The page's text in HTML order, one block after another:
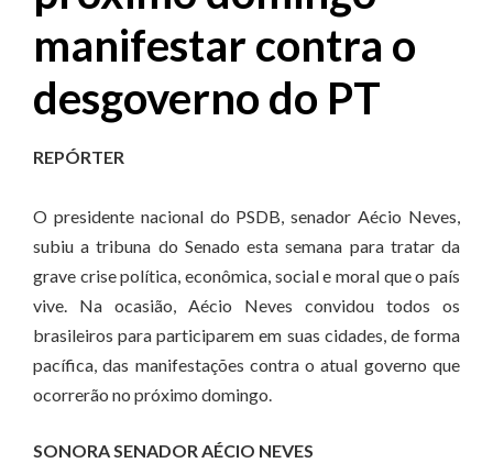
manifestar contra o
desgoverno do PT
REPÓRTER
O presidente nacional do PSDB, senador Aécio Neves,
subiu a tribuna do Senado esta semana para tratar da
grave crise política, econômica, social e moral que o país
vive. Na ocasião, Aécio Neves convidou todos os
brasileiros para participarem em suas cidades, de forma
pacífica, das manifestações contra o atual governo que
ocorrerão no próximo domingo.
SONORA SENADOR AÉCIO NEVES